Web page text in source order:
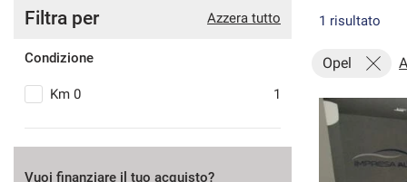
LISTA VEICOLI
NOLEGGIO
Azzera tutto
Filtra per
Condizione
Km 0 1
Vuoi finanziare il tuo acquisto?
1 risultato
Opel
di
esprimere
tue
di
alle
tecnologie
di